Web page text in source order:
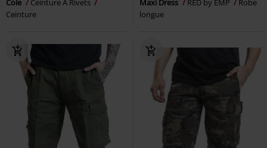
Cole
Ceinture À Rivets
Ceinture
Maxi Dress RED by EMP
Robe
longue